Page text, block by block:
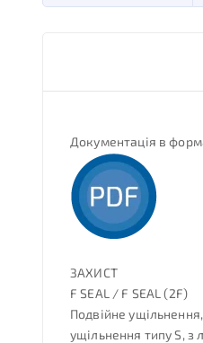
Документація в
ЗАХИСТ
F SEAL / F SEAL (2F)
Подвійне
ущільнення типу S,